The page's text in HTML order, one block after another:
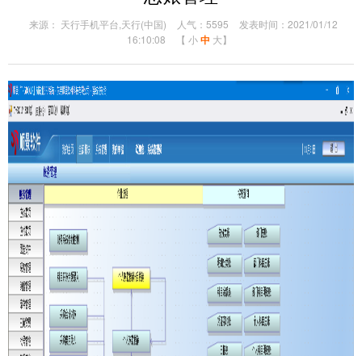
来源： 天行手机平台,天行(中国) 人气：5595
发表时间：2021/01/12
16:10:08
【 小 中 大】